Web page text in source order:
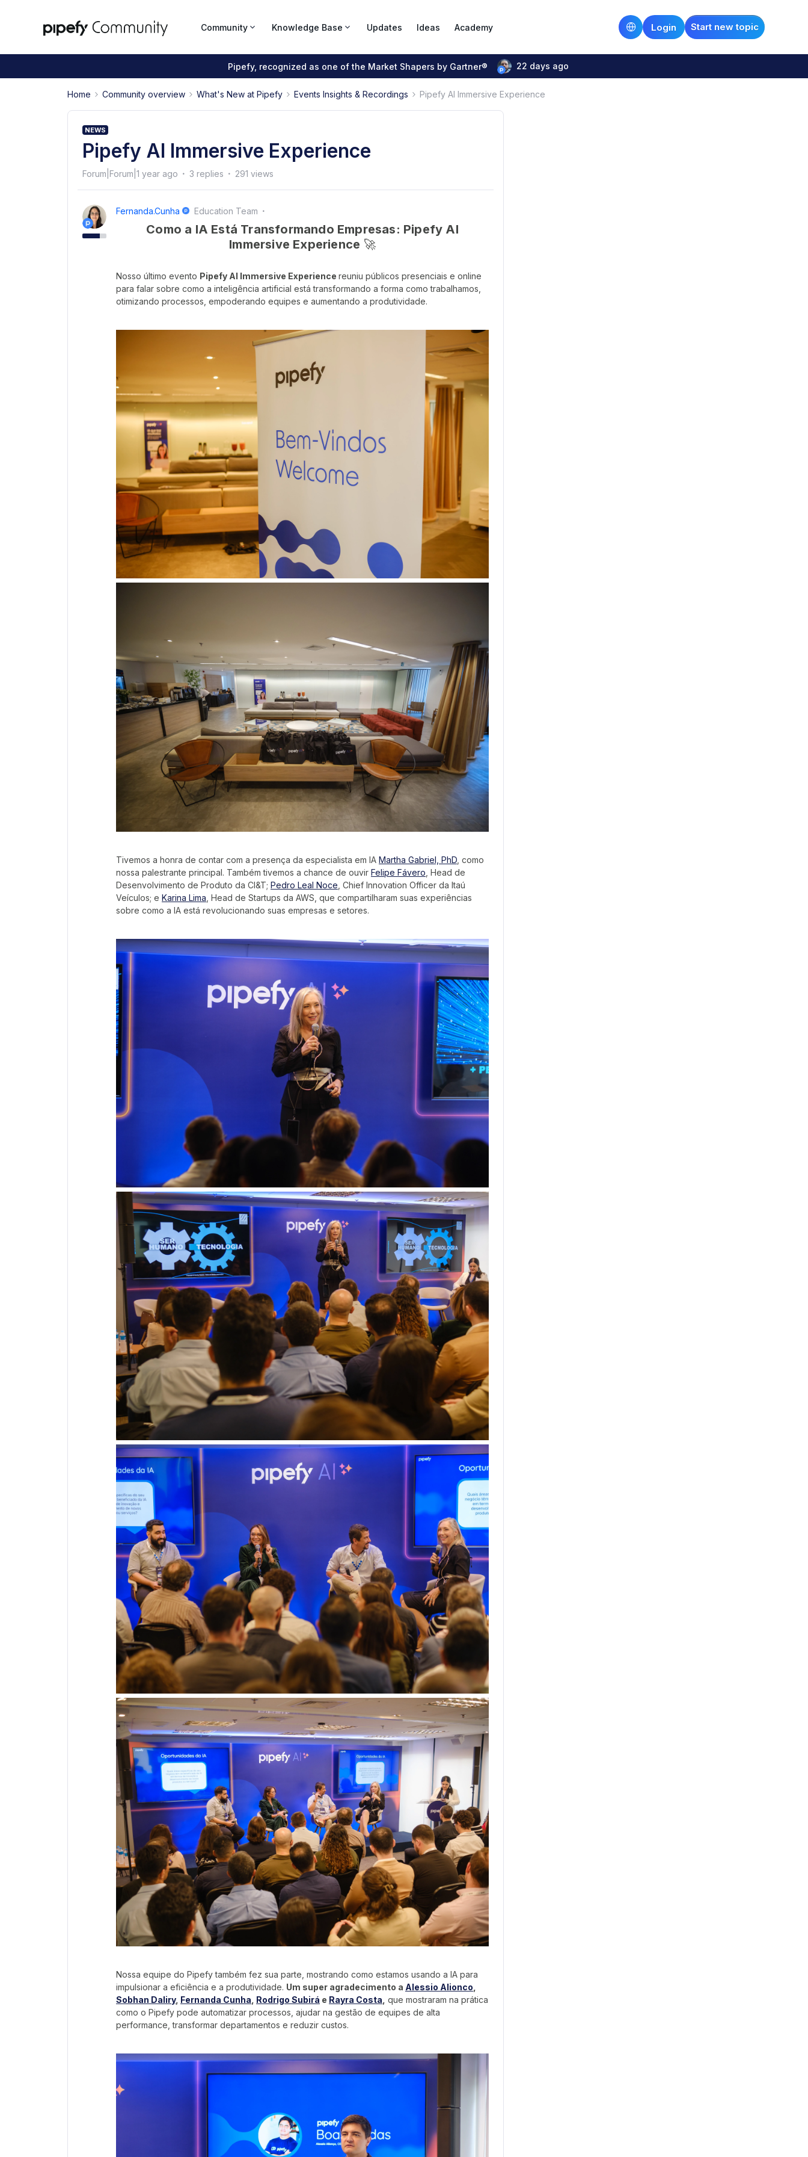
Community Knowledge Base Updates Ideas Academy Start new topic
Login
Pipefy, recognized as one of the Market Shapers by Gartner® 22 days ago
Home Community overview What's New at Pipefy Events Insights & Recordings Pipefy AI Immersive Experience
NEWS
Pipefy AI Immersive Experience
Forum|Forum|1 year ago 3 replies 291 views
Fernanda.cunha Education Team
Como a IA Está Transformando Empresas: Pipefy AI
Immersive Experience 🚀
Nosso último evento Pipefy AI Immersive Experience reuniu públicos presenciais e online
para falar sobre como a inteligência artificial está transformando a forma como trabalhamos,
otimizando processos, empoderando equipes e aumentando a produtividade.
Tivemos a honra de contar com a presença da especialista em IA Martha Gabriel, PhD , como
nossa palestrante principal. Também tivemos a chance de ouvir Felipe Fávero , Head de
Desenvolvimento de Produto da CI&T; Pedro Leal Noce , Chief Innovation Officer da Itaú
Veículos; e Karina Lima , Head de Startups da AWS, que compartilharam suas experiências
sobre como a IA está revolucionando suas empresas e setores.
Nossa equipe do Pipefy também fez sua parte, mostrando como estamos usando a IA para
impulsionar a eficiência e a produtividade. Um super agradecimento a Alessio Alionco
Sobhan Daliry, Fernanda Cunha Rodrigo Subirá e Rayra Costa que mostraram na prática
como o Pipefy pode automatizar processos, ajudar na gestão de equipes de alta
performance, transformar departamentos e reduzir custos.